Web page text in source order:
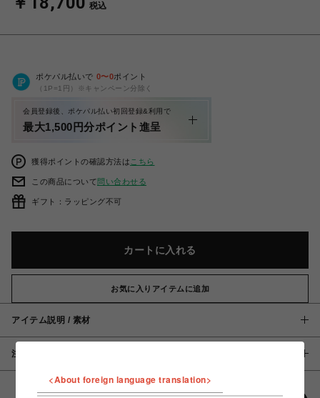
税込
ポケパル払いで 0〜0ポイント
（1P=1円）※キャンペーン分除く
会員登録後、ポケパル払い初回登録&利用で
最大1,500円分ポイント進呈
獲得ポイントの確認方法は こちら
この商品について問い合わせる
ギフト：ラッピング不可
カートに入れる
お気に入りアイテムに追加
アイテム説明 / 素材
注意事項
<About foreign language translation>